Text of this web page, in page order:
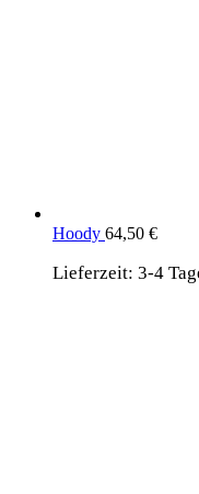
Hoody 64,50 €
Lieferzeit: 3-4